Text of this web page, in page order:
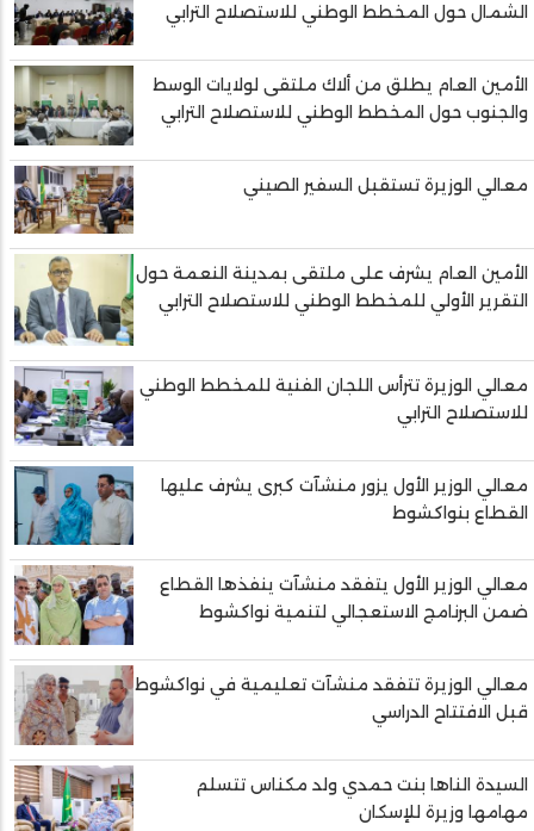
الشمال حول المخطط الوطني للاستصلاح الترابي
الأمين العام يطلق من ألاك ملتقى لولايات الوسط
والجنوب حول المخطط الوطني للاستصلاح الترابي
معالي الوزيرة تستقبل السفير الصيني
الأمين العام يشرف على ملتقى بمدينة النعمة حول
التقرير الأولي للمخطط الوطني للاستصلاح الترابي
معالي الوزيرة تترأس اللجان الفنية للمخطط الوطني
للاستصلاح الترابي
معالي الوزير الأول يزور منشآت كبرى يشرف عليها
القطاع بنواكشوط
معالي الوزير الأول يتفقد منشآت ينفذها القطاع
ضمن البرنامج الاستعجالي لتنمية نواكشوط
معالي الوزيرة تتفقد منشآت تعليمية في نواكشوط
قبل الافتتاح الدراسي
السيدة الناها بنت حمدي ولد مكناس تتسلم
مهامها وزيرة للإسكان